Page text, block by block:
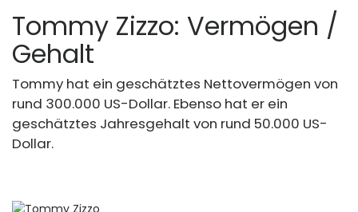
Tommy Zizzo: Vermögen /
Gehalt
Tommy hat ein geschätztes Nettovermögen von
rund 300.000 US-Dollar. Ebenso hat er ein
geschätztes Jahresgehalt von rund 50.000 US-
Dollar.